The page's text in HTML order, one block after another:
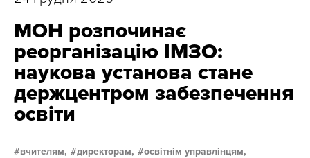
МОН розпочинає
реорганізацію ІМЗО:
наукова установа стане
держцентром забезпечення
освіти
вчителям, директорам,
освітнім управлінцям,